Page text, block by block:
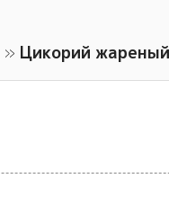
» Цикорий